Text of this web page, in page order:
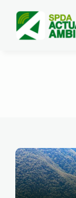
content